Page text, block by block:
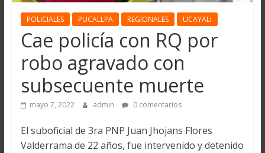
POLICIALES PUCALLPA REGIONALES UCAYALI
Cae policía con RQ por
robo agravado con
subsecuente muerte
mayo 7, 2022 admin 0 comentarios
El suboficial de 3ra PNP Juan Jhojans Flores
Valderrama de 22 años, fue intervenido y detenido